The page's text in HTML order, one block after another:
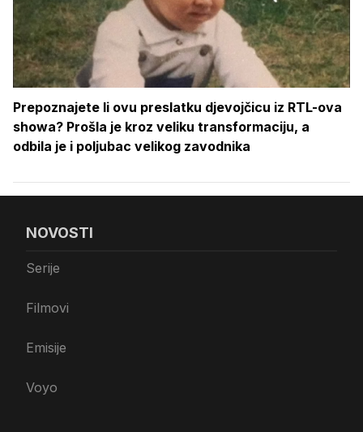
Prepoznajete li ovu preslatku djevojčicu iz RTL-ova
showa? Prošla je kroz veliku transformaciju, a
odbila je i poljubac velikog zavodnika
NOVOSTI
Serije
Filmovi
Emisije
Voyo